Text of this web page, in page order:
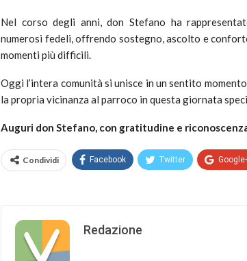
Nel corso degli anni, don Stefano ha
numerosi fedeli, offrendo sostegno, ascolto e
momenti più difficili.
Oggi l’intera comunità si unisce in un sentito
la propria vicinanza al parroco in questa giornata
Auguri don Stefano, con gratitudine e
Condividi Facebook Twitter
Redazione